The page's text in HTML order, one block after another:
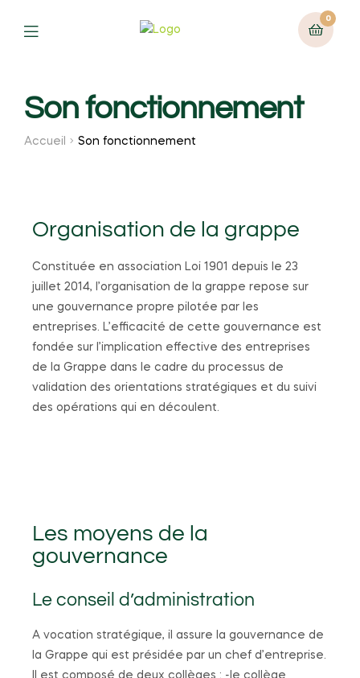
0
Son fonctionnement
Accueil Son fonctionnement
Organisation de la grappe
Constituée en association Loi 1901 depuis le 23
juillet 2014, l’organisation de la grappe repose sur
une gouvernance propre pilotée par les
entreprises. L’efficacité de cette gouvernance est
fondée sur l’implication effective des entreprises
de la Grappe dans le cadre du processus de
validation des orientations stratégiques et du suivi
des opérations qui en découlent.
Les moyens de la
gouvernance
Le conseil d’administration
A vocation stratégique, il assure la gouvernance de
la Grappe qui est présidée par un chef d’entreprise.
Il est composé de deux collèges : -le collège